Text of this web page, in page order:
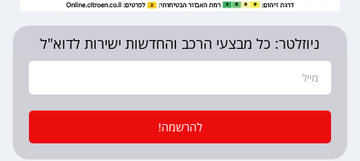
ניוזלטר: כל מבצעי הרכב והחדשות ישירות לדוא"ל
להרשמה!